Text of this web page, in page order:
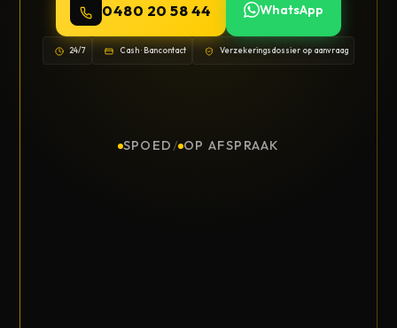
0480 20 58 44 WhatsApp
24/7 Cash · Bancontact Verzekeringsdossier op aanvraag
SPOED / OP AFSPRAAK